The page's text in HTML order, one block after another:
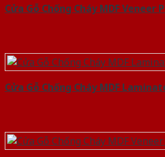
Cửa Gỗ Chống Cháy MDF Veneer
Cửa Gỗ Chống Cháy MDF